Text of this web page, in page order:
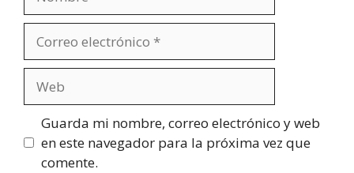
electrónico
Guarda mi nombre, correo electrónico y web
en este navegador para la próxima vez que
comente.